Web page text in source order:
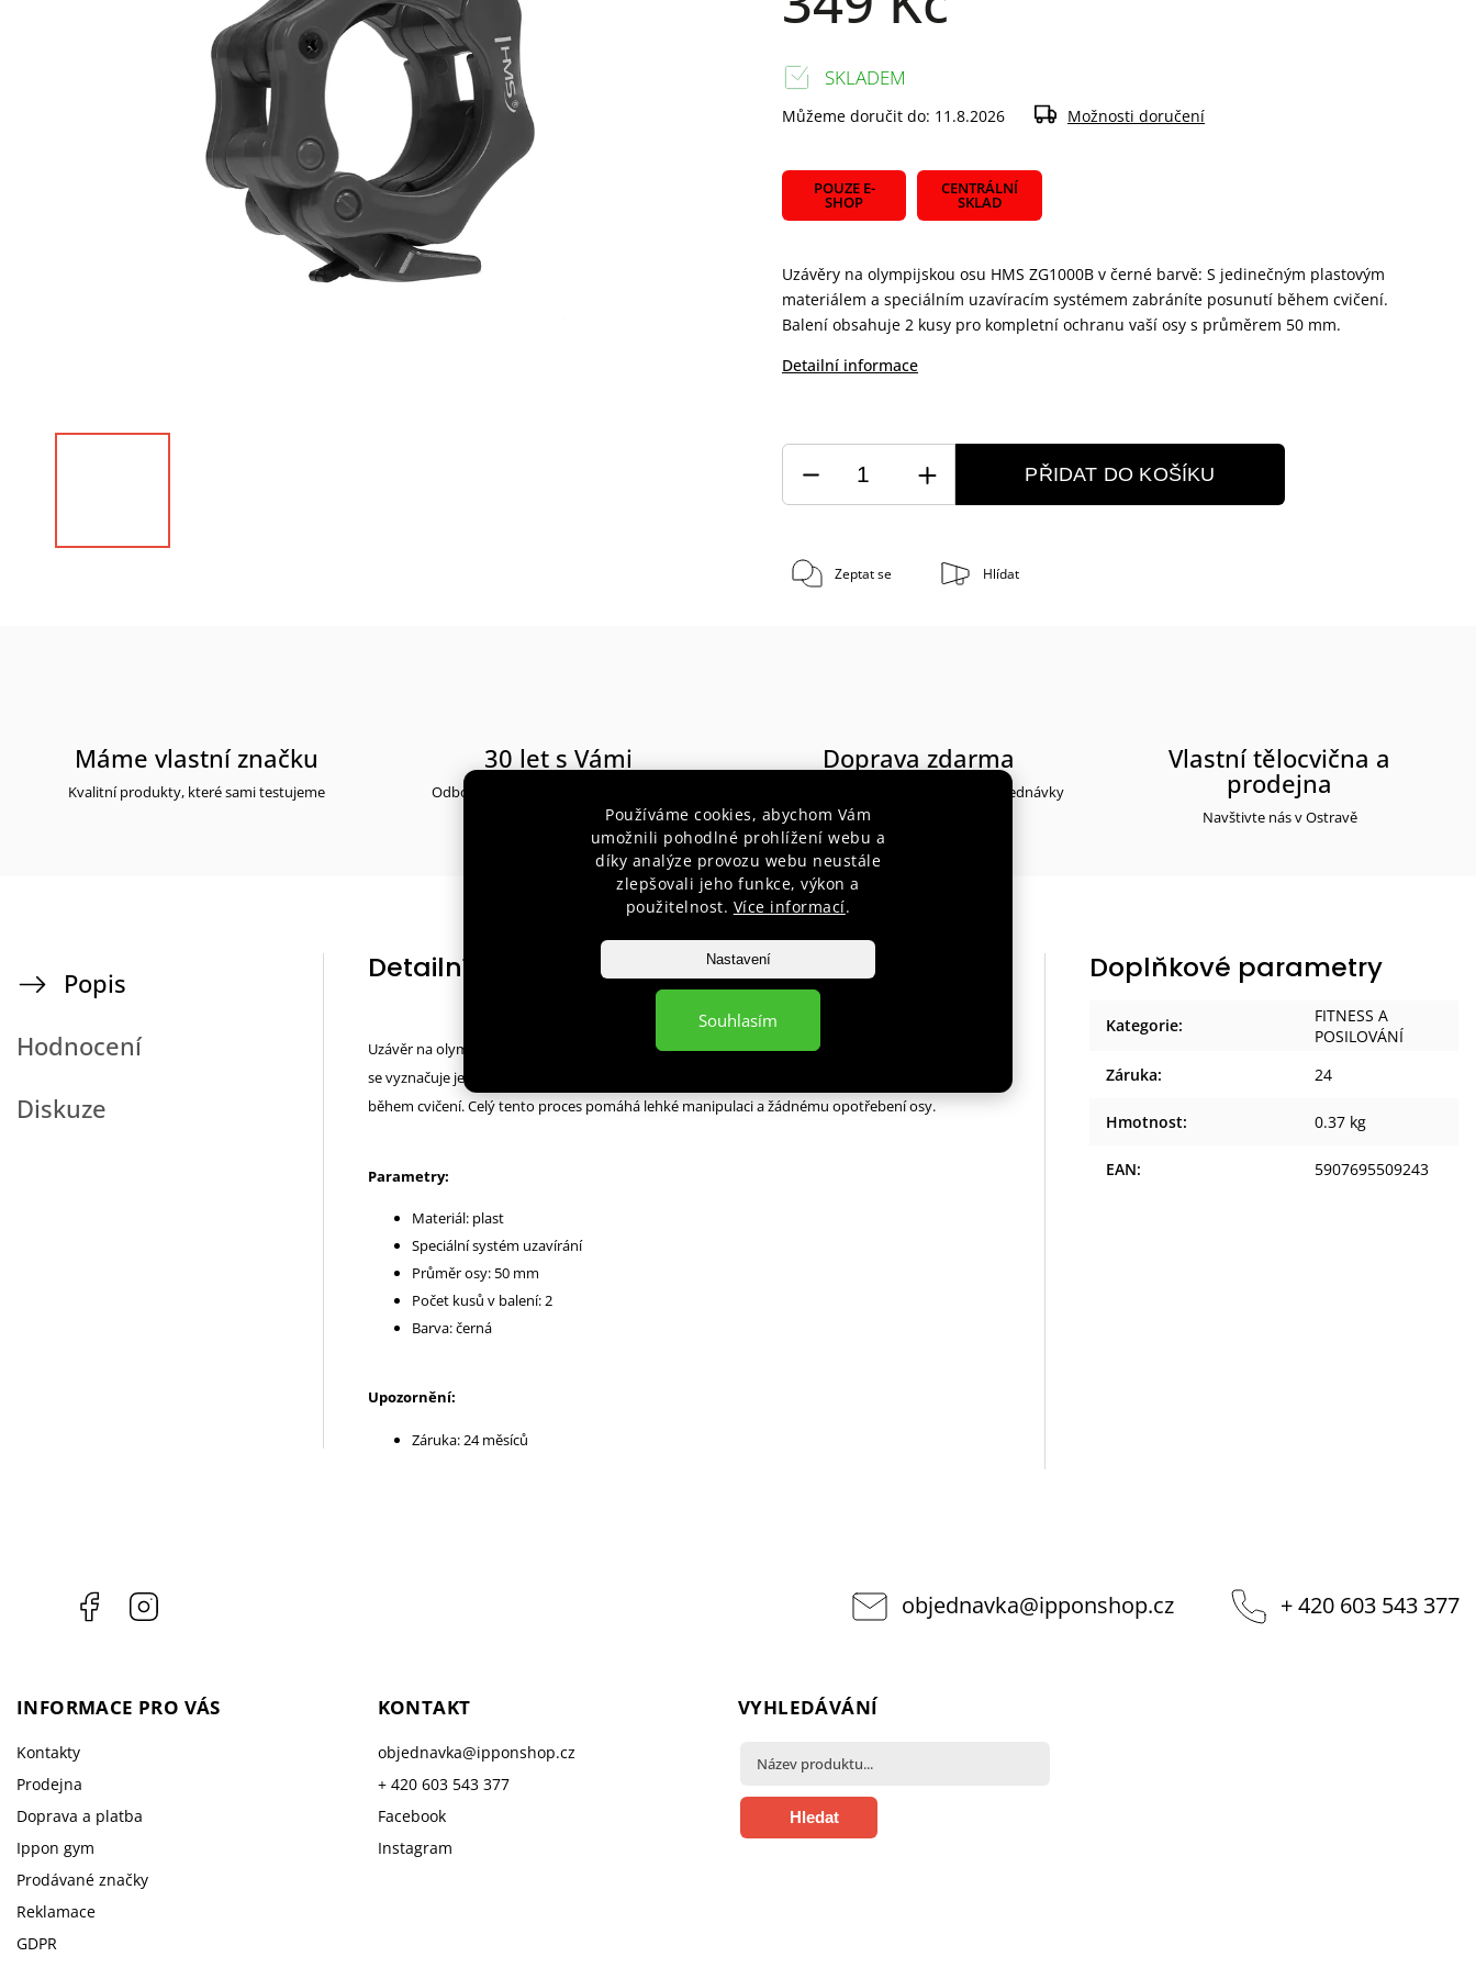
Používáme cookies, abychom Vám
umožnili pohodlné prohlížení webu a
díky analýze provozu webu neustále
zlepšovali jeho funkce, výkon a
použitelnost. Více informací.
Nastavení
Souhlasím
POUZE E-
SHOP
CENTRÁLNÍ
SKLAD
Uzávěry na olympijskou osu HMS ZG1000B v černé barvě: S jedinečným plastovým
materiálem a speciálním uzavíracím systémem zabráníte posunutí během cvičení.
Balení obsahuje 2 kusy pro kompletní ochranu vaší osy s průměrem 50 mm.
Detailní informace
SKLADEM
Můžeme doručit do: 11.8.2026 Možnosti doručení
PŘIDAT DO KOŠÍKU
Zeptat se Hlídat
Máme vlastní značku
Kvalitní produkty, které sami testujeme
30 let s Vámi
Odborné poradenství pro začátečníky i
Doprava zdarma
při nákupu nad 1 900 Kč do váhy objednávky
Vlastní tělocvična a
prodejna
Navštivte nás v Ostravě
Popis
Hodnocení
Diskuze
Detailní popis produktu
Uzávěr na olympijskou osu HMS ZG1000B je tedy konstruován pro osy s průměrem 50 mm. Osa
se vyznačuje jedinečným systémem uzavírání, který zabraňuje jakémukoliv posunutí uzávěru
během cvičení. Celý tento proces pomáhá lehké manipulaci a žádnému opotřebení osy.
Parametry:
Materiál: plast
Speciální systém uzavírání
Průměr osy: 50 mm
Počet kusů v balení: 2
Barva: černá
Upozornění:
Záruka: 24 měsíců
Doplňkové parametry
Kategorie:
FITNESS A
POSILOVÁNÍ
Záruka: 24
Hmotnost: 0.37 kg
EAN: 5907695509243
Facebook objednavka@ipponshop.cz + 420 603 543 377
INFORMACE PRO VÁS
Kontakty
Prodejna
Doprava a platba
Ippon gym
Prodávané značky
Reklamace
GDPR
KONTAKT
objednavka@ipponshop.cz
+ 420 603 543 377
Facebook
Instagram
VYHLEDÁVÁNÍ
Hledat